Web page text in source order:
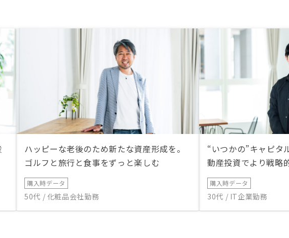
ハッピーな老後のため新たな資産形成を。
ゴルフと旅行と食事をずっと楽しむ
購入時データ
50代 / 化粧品会社勤務
“いつかの”キャピタ
動産投資でより戦略
購入時データ
30代 / IT企業勤務